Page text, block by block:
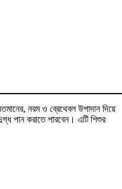
নরম ও ব্রেথেবল উপাদান দিয়ে
পান করাতে পারবেন। এটি শিশুর